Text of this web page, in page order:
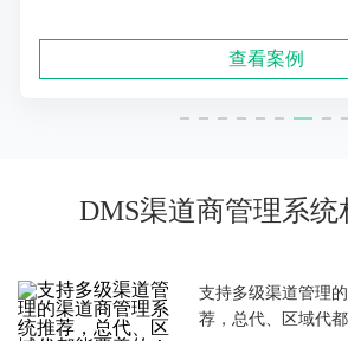
查看案例
DMS渠道商管理系统
支持多级渠道管理
荐，总代、区域代都